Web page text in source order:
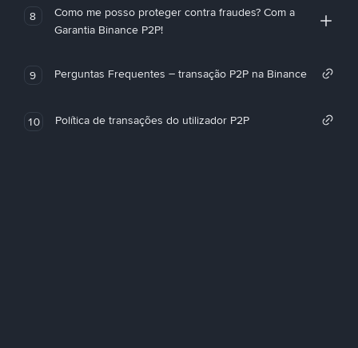
8
Como me posso proteger contra fraudes? Com a
Garantia Binance P2P!
9 Perguntas Frequentes – transação P2P na Binance
10 Política de transações do utilizador P2P